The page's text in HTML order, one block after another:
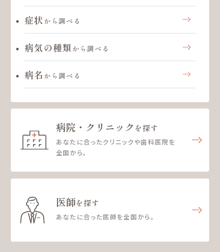
症状 から調べる
病気の種類 から調べる
病名 から調べる
病院・クリニック を探す
あなたに合ったクリニックや歯科医院を
全国から。
医師を探す
あなたに合った医師を全国から。